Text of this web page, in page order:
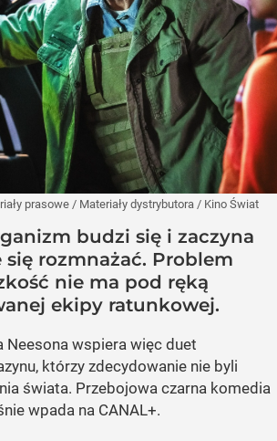
prasowe / Materiały dystrybutora / Kino Świat
budzi się i zaczyna
się rozmnażać. Problem
nie ma pod ręką
ekipy ratunkowej.
Neesona wspiera więc duet
którzy zdecydowanie nie byli
świata. Przebojowa czarna komedia
wpada na CANAL+.